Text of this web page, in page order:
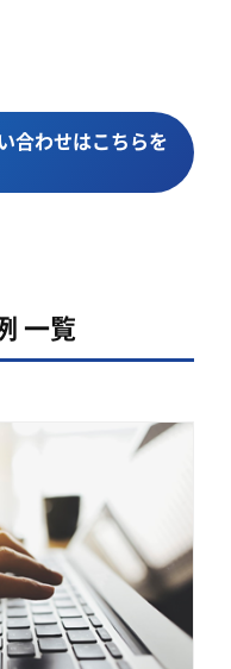
合わせはこちらを
一覧